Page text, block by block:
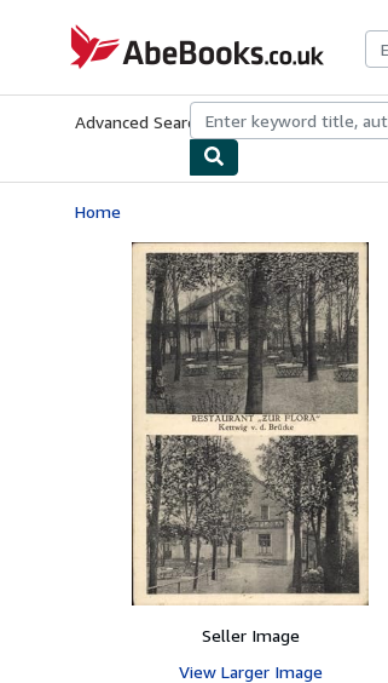
AbeBooks.co.uk
Advanced Search Browse Collections
Home
Seller Image
View Larger Image